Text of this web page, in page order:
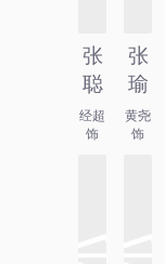
张
聪
经超
饰
张
瑜
黄尧
饰